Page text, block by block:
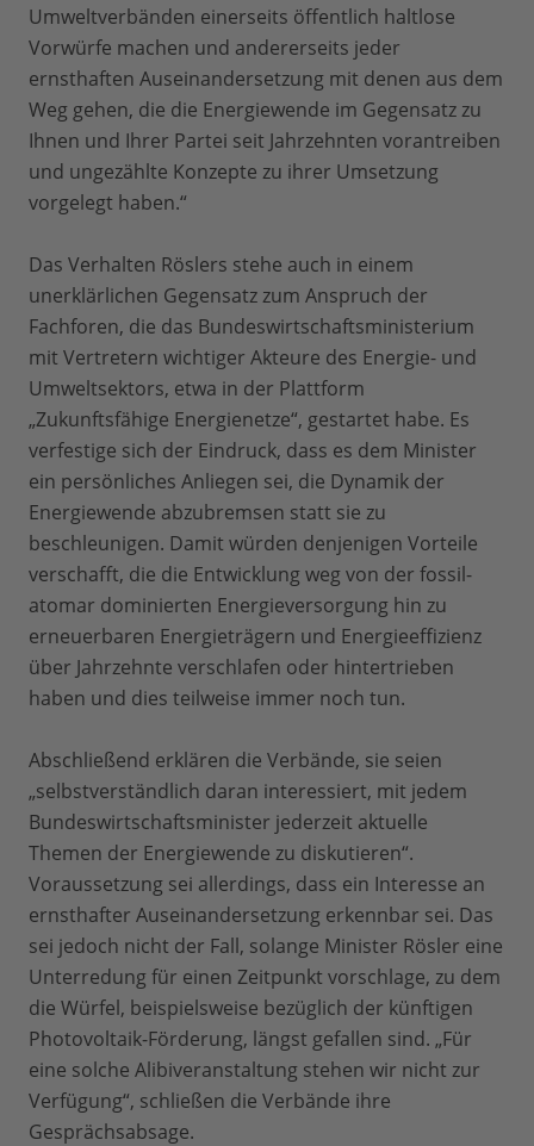
Umweltverbänden einerseits öffentlich haltlose
Vorwürfe machen und andererseits jeder
ernsthaften Auseinandersetzung mit denen aus dem
Weg gehen, die die Energiewende im Gegensatz zu
Ihnen und Ihrer Partei seit Jahrzehnten vorantreiben
und ungezählte Konzepte zu ihrer Umsetzung
vorgelegt haben.“
Das Verhalten Röslers stehe auch in einem
unerklärlichen Gegensatz zum Anspruch der
Fachforen, die das Bundeswirtschaftsministerium
mit Vertretern wichtiger Akteure des Energie- und
Umweltsektors, etwa in der Plattform
„Zukunftsfähige Energienetze“, gestartet habe. Es
verfestige sich der Eindruck, dass es dem Minister
ein persönliches Anliegen sei, die Dynamik der
Energiewende abzubremsen statt sie zu
beschleunigen. Damit würden denjenigen Vorteile
verschafft, die die Entwicklung weg von der fossil-
atomar dominierten Energieversorgung hin zu
erneuerbaren Energieträgern und Energieeffizienz
über Jahrzehnte verschlafen oder hintertrieben
haben und dies teilweise immer noch tun.
Abschließend erklären die Verbände, sie seien
„selbstverständlich daran interessiert, mit jedem
Bundeswirtschaftsminister jederzeit aktuelle
Themen der Energiewende zu diskutieren“.
Voraussetzung sei allerdings, dass ein Interesse an
ernsthafter Auseinandersetzung erkennbar sei. Das
sei jedoch nicht der Fall, solange Minister Rösler eine
Unterredung für einen Zeitpunkt vorschlage, zu dem
die Würfel, beispielsweise bezüglich der künftigen
Photovoltaik-Förderung, längst gefallen sind. „Für
eine solche Alibiveranstaltung stehen wir nicht zur
Verfügung“, schließen die Verbände ihre
Gesprächsabsage.